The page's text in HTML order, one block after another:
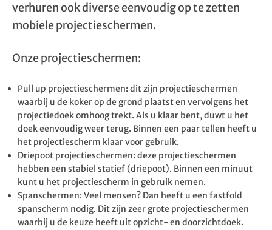
verhuren ook diverse eenvoudig op te zetten
mobiele projectieschermen.
Onze projectieschermen:
Pull up projectieschermen: dit zijn projectieschermen
waarbij u de koker op de grond plaatst en vervolgens het
projectiedoek omhoog trekt. Als u klaar bent, duwt u het
doek eenvoudig weer terug. Binnen een paar tellen heeft u
het projectiescherm klaar voor gebruik.
Driepoot projectieschermen: deze projectieschermen
hebben een stabiel statief (driepoot). Binnen een minuut
kunt u het projectiescherm in gebruik nemen.
Spanschermen: Veel mensen? Dan heeft u een fastfold
spanscherm nodig. Dit zijn zeer grote projectieschermen
waarbij u de keuze heeft uit opzicht- en doorzichtdoek.